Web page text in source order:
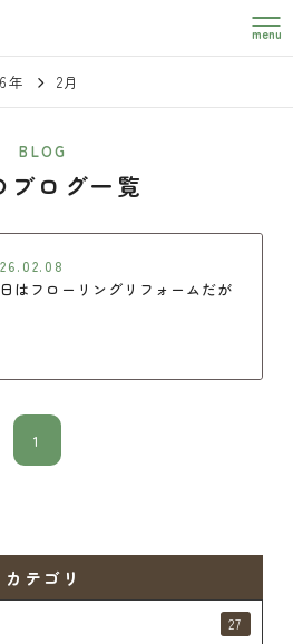
menu
年 2月
BLOG
ブログ一覧
はフローリングリフォームだが
1
カテゴリ
27